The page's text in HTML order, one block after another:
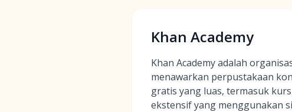
Khan Academy
Khan Academy adalah
menawarkan perpustakaan
gratis yang luas, termasuk
ekstensif yang menggunakan